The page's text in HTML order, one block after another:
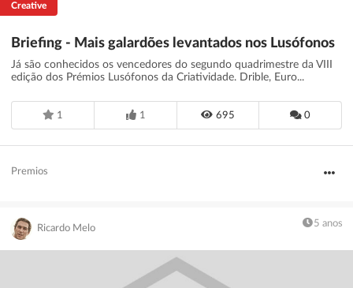
Creative
Briefing - Mais galardões levantados nos Lusófonos
Já são conhecidos os vencedores do segundo quadrimestre da VIII
edição dos Prémios Lusófonos da Criatividade. Drible, Euro...
1 1 695 0
Premios
Ricardo Melo 5 anos